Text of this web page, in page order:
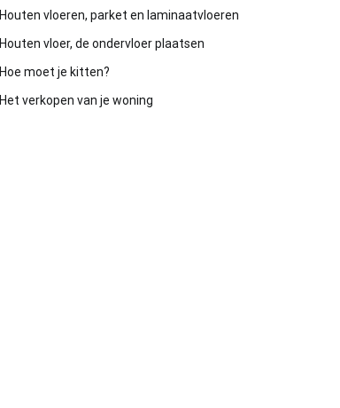
Houten vloeren, parket en laminaatvloeren
Houten vloer, de ondervloer plaatsen
Hoe moet je kitten?
Het verkopen van je woning